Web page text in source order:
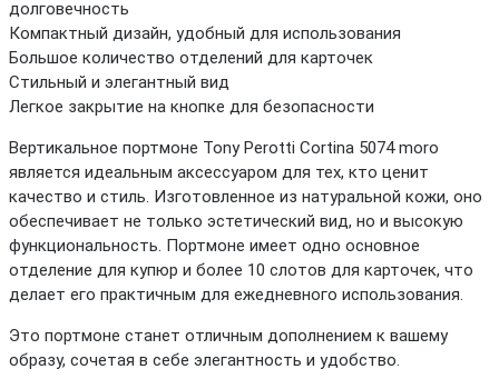
долговечность
Компактный дизайн, удобный для использования
Большое количество отделений для карточек
Стильный и элегантный вид
Легкое закрытие на кнопке для безопасности
Вертикальное портмоне Tony Perotti Cortina 5074 moro
является идеальным аксессуаром для тех, кто ценит
качество и стиль. Изготовленное из натуральной кожи, оно
обеспечивает не только эстетический вид, но и высокую
функциональность. Портмоне имеет одно основное
отделение для купюр и более 10 слотов для карточек, что
делает его практичным для ежедневного использования.
Это портмоне станет отличным дополнением к вашему
образу, сочетая в себе элегантность и удобство.